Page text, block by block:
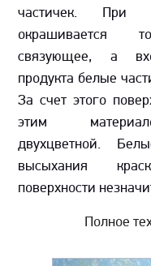
частичек. При
окрашивается
связующее, а
продукта белые
За счет этого
этим
двухцветной.
высыхания
поверхности
Полное